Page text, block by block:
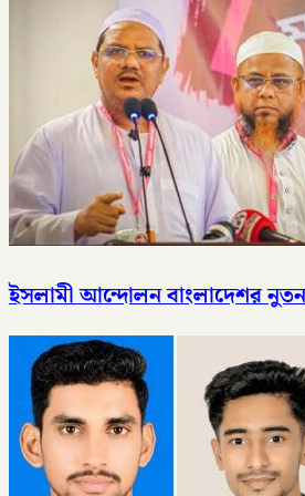
ইসলামী আন্দোলন বাংলাদেশর